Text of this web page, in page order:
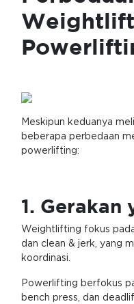
Meskipun keduanya
beberapa perbedaan
powerlifting:
1. Gerakan
Weightlifting fokus
dan clean & jerk, yang
koordinasi.
Powerlifting berfokus
bench press, dan